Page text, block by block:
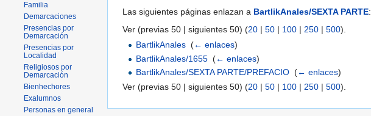
Las siguientes páginas enlazan a BartlikAnales/SEXTA PARTE:
Ver (previas 50 | siguientes 50) (20 | 50 | 100 | 250 | 500).
BartlikAnales (← enlaces)
BartlikAnales/1655 (← enlaces)
BartlikAnales/SEXTA PARTE/PREFACIO (← enlaces)
Ver (previas 50 | siguientes 50) (20 | 50 | 100 | 250 | 500).
Familia
Demarcaciones
Presencias por
Demarcación
Presencias por
Localidad
Religiosos por
Demarcación
Bienhechores
Exalumnos
Personas en general